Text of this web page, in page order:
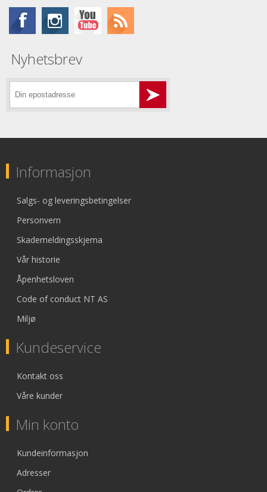
Nyhetsbrev
Informasjon
Salgs- og leveringsbetingelser
Personvern
Skademeldingsskjema
Vår historie
Åpenhetsloven
Code of conduct NT AS
Miljø
Kundeservice
Kontakt oss
Våre kunder
Min konto
Kundeinformasjon
Adresser